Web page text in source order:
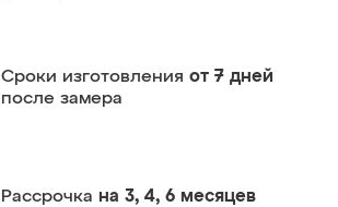
Сроки изготовления от 7 дней
после замера
Рассрочка на 3, 4, 6 месяцев